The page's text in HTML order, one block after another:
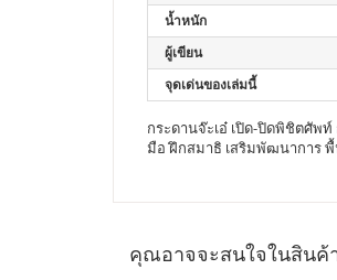
น้ำหนัก
ผู้เขียน
จุดเด่นของเล่มนี้
กระดานจ๊ะเอ๋ เปิด-ปิดพิชิตศัพท์
มือ ฝึกสมาธิ เสริมพัฒนาการ
คุณอาจจะสนใจในสินค้